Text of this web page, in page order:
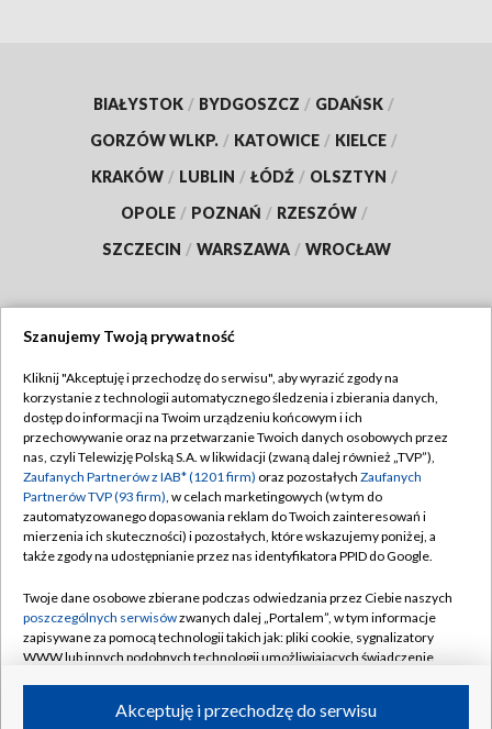
BIAŁYSTOK / BYDGOSZCZ / GDAŃSK /
GORZÓW WLKP. / KATOWICE / KIELCE /
KRAKÓW / LUBLIN / ŁÓDŹ / OLSZTYN /
OPOLE / POZNAŃ / RZESZÓW /
SZCZECIN / WARSZAWA / WROCŁAW
TVP
Abonament TVP
Emisja w TVP
Centrum informacji TVP
Naziemna Telewizja Cyfrowa
Rada Programowa
System NOS
Informacje o nadawcy
Program dla prasy
Regulamin TVP
Polityka prywatności
Moje zgody
Pomoc
Kontakt
Kanały
Szanujemy Twoją prywatność
Kliknij "Akceptuję i przechodzę do serwisu", aby wyrazić zgody na
korzystanie z technologii automatycznego śledzenia i zbierania danych,
dostęp do informacji na Twoim urządzeniu końcowym i ich
przechowywanie oraz na przetwarzanie Twoich danych osobowych przez
nas, czyli Telewizję Polską S.A. w likwidacji (zwaną dalej również „TVP”),
Zaufanych Partnerów z IAB* (1201 firm) oraz pozostałych Zaufanych
Partnerów TVP (93 firm), w celach marketingowych (w tym do
zautomatyzowanego dopasowania reklam do Twoich zainteresowań i
mierzenia ich skuteczności) i pozostałych, które wskazujemy poniżej, a
także zgody na udostępnianie przez nas identyfikatora PPID do Google.
Twoje dane osobowe zbierane podczas odwiedzania przez Ciebie naszych
poszczególnych serwisówzwanych dalej „Portalem”, w tym informacje
zapisywane za pomocą technologii takich jak: pliki cookie, sygnalizatory
WWW lub innych podobnych technologii umożliwiających świadczenie
ruchu w Internecie.Akceptuję i przechodzę do serwisu